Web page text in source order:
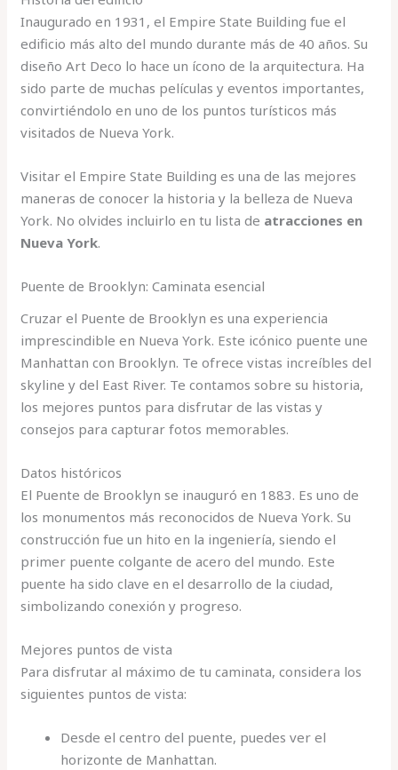
Inaugurado en 1931, el Empire State Building fue el
edificio más alto del mundo durante más de 40 años. Su
diseño Art Deco lo hace un ícono de la arquitectura. Ha
sido parte de muchas películas y eventos importantes,
convirtiéndolo en uno de los puntos turísticos más
visitados de Nueva York.
Visitar el Empire State Building es una de las mejores
maneras de conocer la historia y la belleza de Nueva
York. No olvides incluirlo en tu lista de atracciones en
Nueva York.
Puente de Brooklyn: Caminata esencial
Cruzar el Puente de Brooklyn es una experiencia
imprescindible en Nueva York. Este icónico puente une
Manhattan con Brooklyn. Te ofrece vistas increíbles del
skyline y del East River. Te contamos sobre su historia,
los mejores puntos para disfrutar de las vistas y
consejos para capturar fotos memorables.
Datos históricos
El Puente de Brooklyn se inauguró en 1883. Es uno de
los monumentos más reconocidos de Nueva York. Su
construcción fue un hito en la ingeniería, siendo el
primer puente colgante de acero del mundo. Este
puente ha sido clave en el desarrollo de la ciudad,
simbolizando conexión y progreso.
Mejores puntos de vista
Para disfrutar al máximo de tu caminata, considera los
siguientes puntos de vista:
Desde el centro del puente, puedes ver el
horizonte de Manhattan.